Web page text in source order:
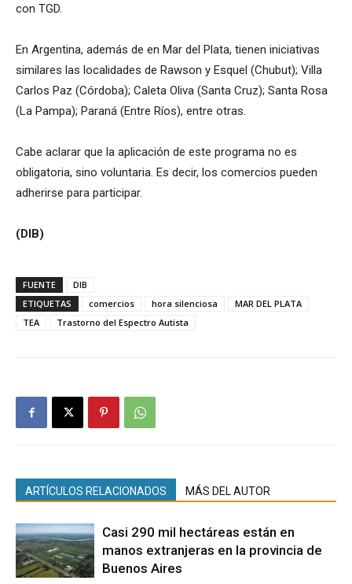
con TGD.
En Argentina, además de en Mar del Plata, tienen iniciativas
similares las localidades de Rawson y Esquel (Chubut); Villa
Carlos Paz (Córdoba); Caleta Oliva (Santa Cruz); Santa Rosa
(La Pampa); Paraná (Entre Ríos), entre otras.
Cabe aclarar que la aplicación de este programa no es
obligatoria, sino voluntaria. Es decir, los comercios pueden
adherirse para participar.
(DIB)
FUENTE
DIB
ETIQUETAS
comercios hora silenciosa
MAR DEL PLATA
TEA
Trastorno del Espectro Autista
ARTÍCULOS RELACIONADOS MÁS DEL AUTOR
Casi 290 mil hectáreas están en
manos extranjeras en la provincia de
Buenos Aires